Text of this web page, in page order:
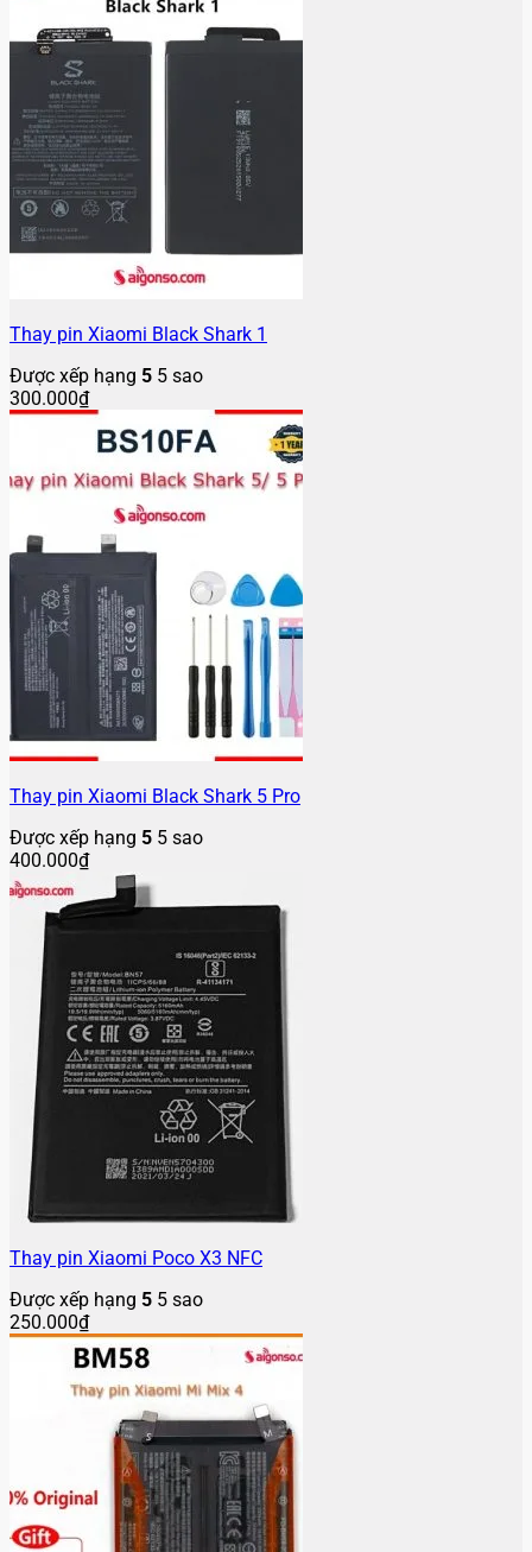
Thay pin Xiaomi Black Shark 1
Được xếp hạng 5 5 sao
300.000₫
Thay pin Xiaomi Black Shark 5 Pro
Được xếp hạng 5 5 sao
400.000₫
Thay pin Xiaomi Poco X3 NFC
Được xếp hạng 5 5 sao
250.000₫